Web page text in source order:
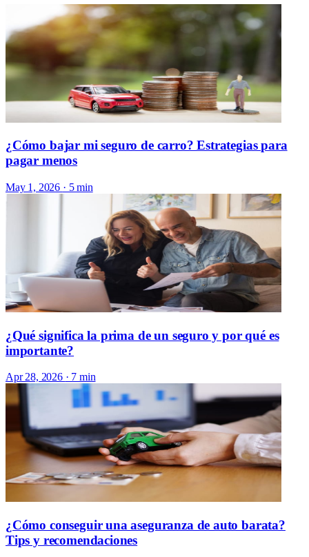
¿Cómo bajar mi seguro de carro? Estrategias para
pagar menos
May 1, 2026 · 5 min
¿Qué significa la prima de un seguro y por qué es
importante?
Apr 28, 2026 · 7 min
¿Cómo conseguir una aseguranza de auto barata?
Tips y recomendaciones